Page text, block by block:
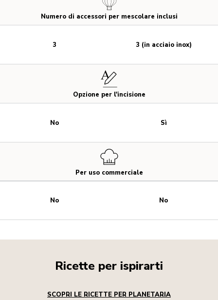
Numero di accessori per mescolare inclusi
Opzione per l'incisione
Per uso commerciale
3
No
No
3 (in acciaio inox)
Sì
No
Ricette per ispirarti
SCOPRI LE RICETTE PER PLANETARIA